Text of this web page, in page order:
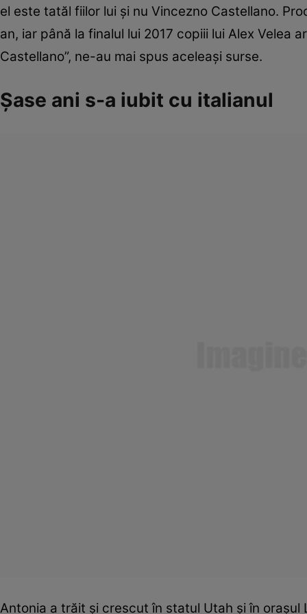
el este tatăl fiilor lui şi nu Vincezno Castellano.
an, iar până la finalul lui 2017 copiii lui Alex Velea
Castellano”, ne-au mai spus aceleaşi surse.
Șase ani s-a iubit cu italianul
Antonia a trăit şi crescut în statul Utah şi în